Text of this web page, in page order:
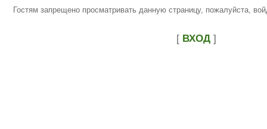
Гостям запрещено просматривать данную страницу, пожалуйста,
[ ВХОД ]